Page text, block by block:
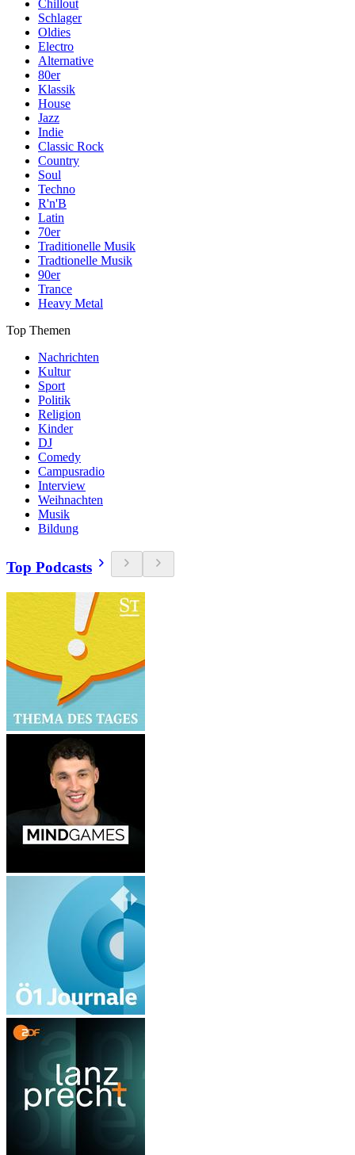
Chillout
Schlager
Oldies
Electro
Alternative
80er
Klassik
House
Jazz
Indie
Classic Rock
Country
Soul
Techno
R'n'B
Latin
70er
Traditionelle Musik
Tradtionelle Musik
90er
Trance
Heavy Metal
Top Themen
Nachrichten
Kultur
Sport
Politik
Religion
Kinder
DJ
Comedy
Campusradio
Interview
Weihnachten
Musik
Bildung
Top Podcasts